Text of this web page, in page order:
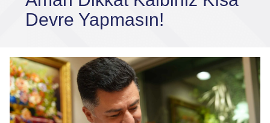
Devre Yapmasın!